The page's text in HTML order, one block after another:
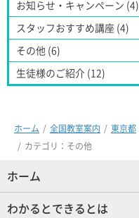
お知らせ・キャンペーン (4)
スタッフおすすめ講座 (4)
その他 (6)
生徒様のご紹介 (12)
ホーム 全国教室案内 東京都
カテゴリ：その他
ホーム
わかるとできるとは